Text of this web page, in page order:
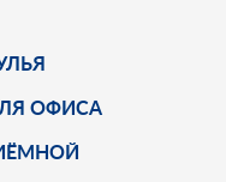
ОФИСА